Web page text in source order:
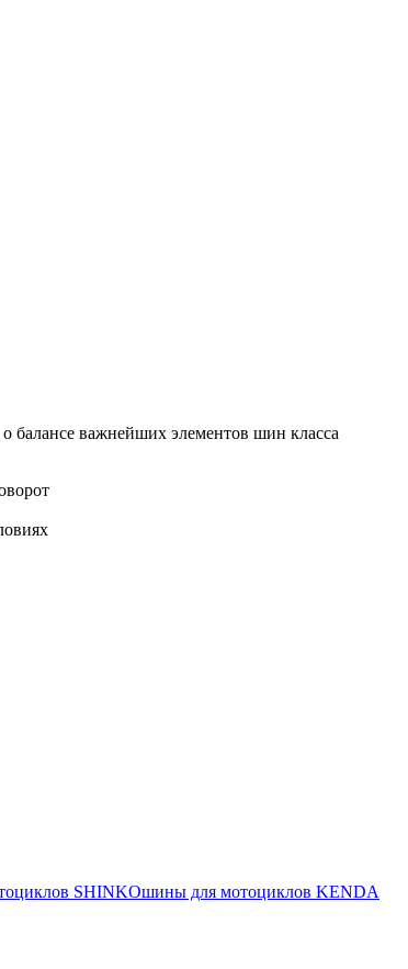
балансе важнейших элементов шин класса
SHINKOшины для мотоциклов KENDA